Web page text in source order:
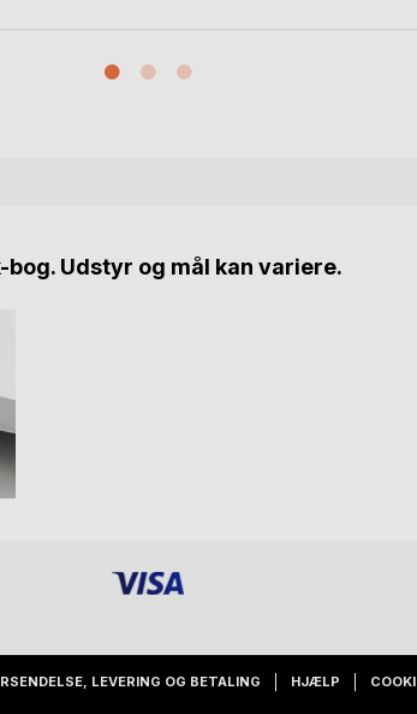
Udstyr og mål kan variere.
LEVERING OG BETALING HJÆLP